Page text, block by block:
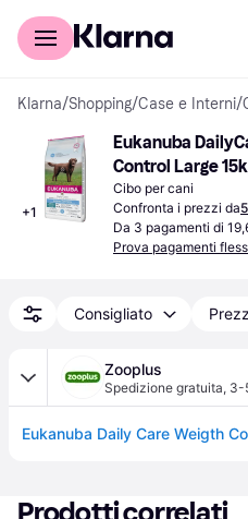
Per il tuo shopping
Klarna/Shopping/Case e Interni/
+1
Eukanuba
Control Large
Cibo per cani
Confronta i prezzi da
Da 3 pagamenti di
Prova pagamenti
Consigliato
Zooplus
Spedizione gratuita, 3-